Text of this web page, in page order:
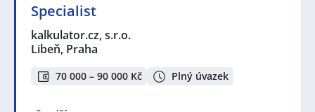
Specialist
kalkulator.cz, s.r.o.
Libeň, Praha
70 000 – 90 000 Kč Plný úvazek